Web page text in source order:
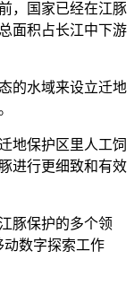
，国家已经在江豚
面积占长江中下游
的水域来设立迁地
地保护区里人工饲
进行更细致和有效
豚保护的多个领
动数字探索工作